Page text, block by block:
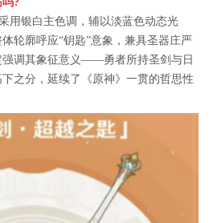
用银白主色调，辅以淡蓝色动态光
轮廓呼应“钥匙”意象，兼具圣器庄严
强调其象征意义——勇者所持圣剑与日
之分，延续了《原神》一贯的哲思性